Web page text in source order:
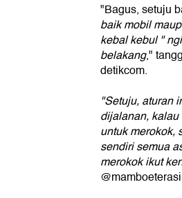
"Bagus, setuju
baik mobil
kebal kebul "
belakang,"
detikcom.
"Setuju, aturan
dijalanan,
untuk merokok,
sendiri semua
merokok ikut